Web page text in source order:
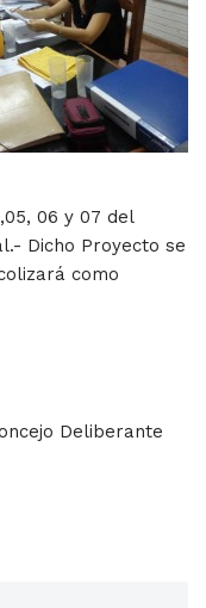
06 y 07 del
Dicho Proyecto se
como
Deliberante